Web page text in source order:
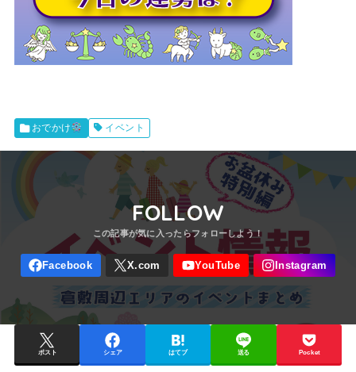
おでかけ イベント
FOLLOW
ポスト シェア はてブ 送る Pocket